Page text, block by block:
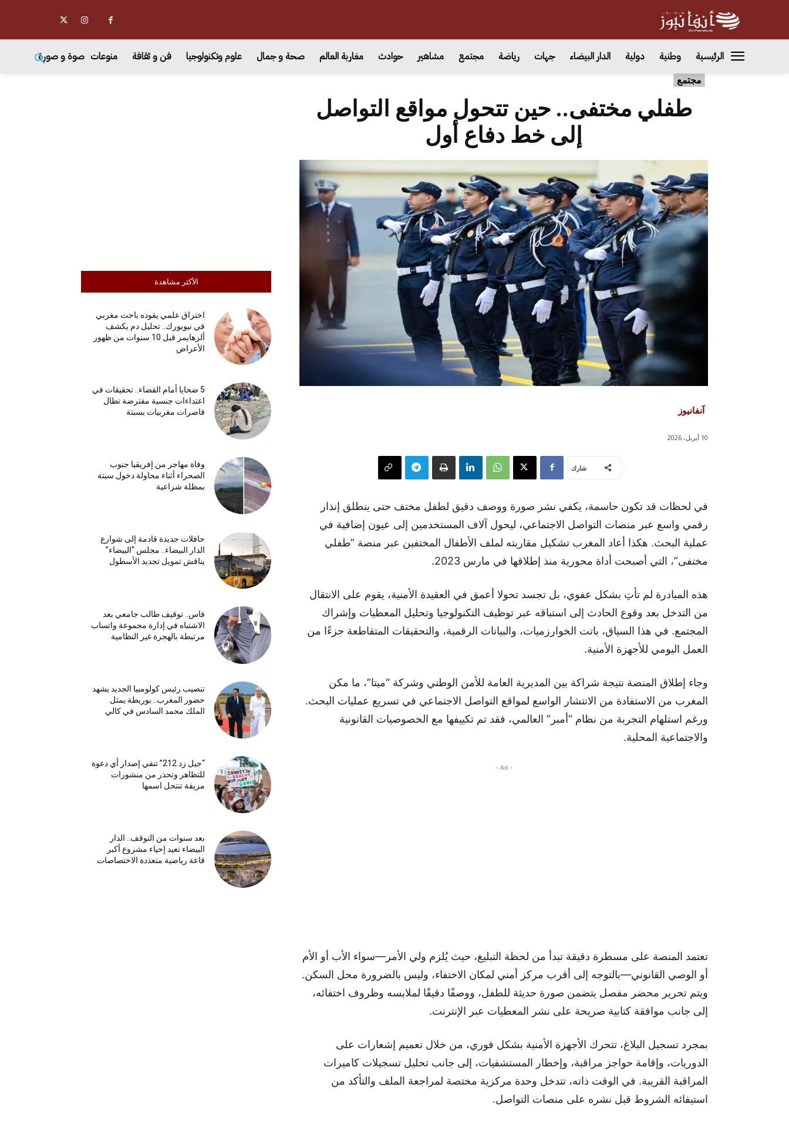
الرئيسية وطنية دولية الدار البيضاء جهات رياضة مجتمع مشاهير حوادث مغاربة العالم صحة و جمال علوم وتكنولوجيا فن و ثقافة منوعات صوة و صورة
مجتمع
الأكثر مشاهدة
اختراق علمي يقوده باحث مغربي
في نيويورك.. تحليل دم يكشف
ألزهايمر قبل 10 سنوات من ظهور
الأعراض
5 ضحايا أمام القضاء.. تحقيقات في
اعتداءات جنسية مفترضة تطال
قاصرات مغربيات بسبتة
وفاة مهاجر من إفريقيا جنوب
الصحراء أثناء محاولة دخول سبتة
بمظلة شراعية
حافلات جديدة قادمة إلى شوارع
الدار البيضاء.. مجلس “البيضاء”
يناقش تمويل تجديد الأسطول
فاس.. توقيف طالب جامعي بعد
الاشتباه في إدارة مجموعة واتساب
مرتبطة بالهجرة غير النظامية
تنصيب رئيس كولومبيا الجديد يشهد
حضور المغرب.. بوريطة يمثل
الملك محمد السادس في كالي
“جيل زد 212” تنفي إصدار أي دعوة
للتظاهر وتحذر من منشورات
مزيفة تنتحل اسمها
بعد سنوات من التوقف.. الدار
البيضاء تعيد إحياء مشروع أكبر
قاعة رياضية متعددة الاختصاصات
طفلي مختفى.. حين تتحول مواقع التواصل
إلى خط دفاع أول
آنفانيوز
10 أبريل، 2026
شارك
في لحظات قد تكون حاسمة، يكفي نشر صورة ووصف دقيق لطفل مختف حتى ينطلق إنذار
رقمي واسع عبر منصات التواصل الاجتماعي، ليحول آلاف المستخدمين إلى عيون إضافية في
عملية البحث. هكذا أعاد المغرب تشكيل مقاربته لملف الأطفال المختفين عبر منصة “طفلي
مختفى”، التي أصبحت أداة محورية منذ إطلاقها في مارس 2023.
هذه المبادرة لم تأتِ بشكل عفوي، بل تجسد تحولا أعمق في العقيدة الأمنية، يقوم على الانتقال
من التدخل بعد وقوع الحادث إلى استباقه عبر توظيف التكنولوجيا وتحليل المعطيات وإشراك
المجتمع. في هذا السياق، باتت الخوارزميات، والبيانات الرقمية، والتحقيقات المتقاطعة جزءًا من
العمل اليومي للأجهزة الأمنية.
وجاء إطلاق المنصة نتيجة شراكة بين المديرية العامة للأمن الوطني وشركة “ميتا”، ما مكن
المغرب من الاستفادة من الانتشار الواسع لمواقع التواصل الاجتماعي في تسريع عمليات البحث.
ورغم استلهام التجربة من نظام “أمبر” العالمي، فقد تم تكييفها مع الخصوصيات القانونية
والاجتماعية المحلية.
- Ad -
تعتمد المنصة على مسطرة دقيقة تبدأ من لحظة التبليغ، حيث يُلزم ولي الأمر—سواء الأب أو الأم
أو الوصي القانوني—بالتوجه إلى أقرب مركز أمني لمكان الاختفاء، وليس بالضرورة محل السكن.
ويتم تحرير محضر مفصل يتضمن صورة حديثة للطفل، ووصفًا دقيقًا لملابسه وظروف اختفائه،
إلى جانب موافقة كتابية صريحة على نشر المعطيات عبر الإنترنت.
بمجرد تسجيل البلاغ، تتحرك الأجهزة الأمنية بشكل فوري، من خلال تعميم إشعارات على
الدوريات، وإقامة حواجز مراقبة، وإخطار المستشفيات، إلى جانب تحليل تسجيلات كاميرات
المراقبة القريبة. في الوقت ذاته، تتدخل وحدة مركزية مختصة لمراجعة الملف والتأكد من
استيفائه الشروط قبل نشره على منصات التواصل.